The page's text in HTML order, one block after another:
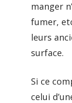
manger
fumer,
leurs
surface.
Si ce
celui